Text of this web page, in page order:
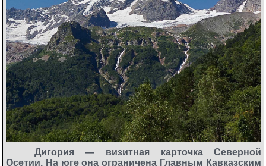
Дигория — визитная карточка Северной
Осетии. На юге она ограничена Главным Кавказским